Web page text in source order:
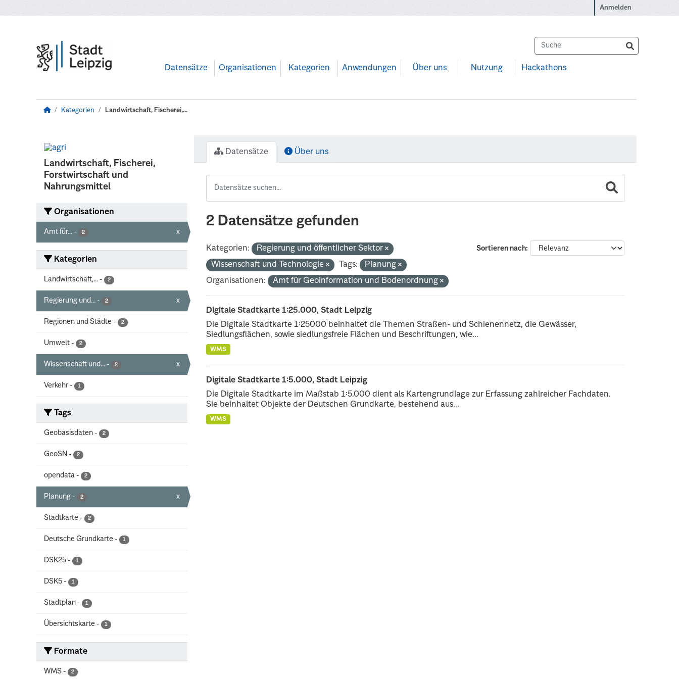
Anmelden
Datensätze Organisationen Kategorien Anwendungen Über uns Nutzung Hackathons
Kategorien Landwirtschaft, Fischerei,...
Landwirtschaft, Fischerei,
Forstwirtschaft und
Nahrungsmittel
Organisationen
Amt für... - 2 x
Kategorien
Landwirtschaft,... - 2
Regierung und... - 2 x
Regionen und Städte - 2
Umwelt - 2
Wissenschaft und... - 2 x
Verkehr - 1
Tags
Geobasisdaten - 2
GeoSN - 2
opendata - 2
Planung - 2 x
Stadtkarte - 2
Deutsche Grundkarte - 1
DSK25 - 1
DSK5 - 1
Stadtplan - 1
Übersichtskarte - 1
Formate
WMS - 2
Datensätze Über uns
2 Datensätze gefunden
Sortieren nach
Kategorien:
Regierung und öffentlicher Sektor
Wissenschaft und Technologie
Tags:
Planung
Organisationen:
Amt für Geoinformation und Bodenordnung
Digitale Stadtkarte 1:25.000, Stadt Leipzig
Die Digitale Stadtkarte 1:25000 beinhaltet die Themen Straßen- und Schienennetz, die Gewässer,
Siedlungsflächen, sowie siedlungsfreie Flächen und Beschriftungen, wie...
WMS
Digitale Stadtkarte 1:5.000, Stadt Leipzig
Die Digitale Stadtkarte im Maßstab 1:5.000 dient als Kartengrundlage zur Erfassung zahlreicher Fachdaten.
Sie beinhaltet Objekte der Deutschen Grundkarte, bestehend aus...
WMS